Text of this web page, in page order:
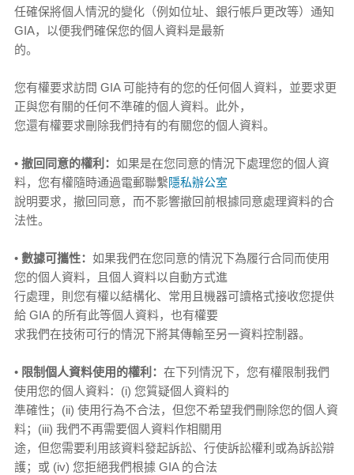
任確保將個人情況的變化（例如位址、銀行帳戶更改等）通知
GIA，以便我們確保您的個人資料是最新
的。
您有權要求訪問 GIA 可能持有的您的任何個人資料，並要求更
正與您有關的任何不準確的個人資料。此外，
您還有權要求刪除我們持有的有關您的個人資料。
• 撤回同意的權利： 如果是在您同意的情況下處理您的個人資
料，您有權隨時通過電郵聯繫隱私辦公室
說明要求，撤回同意，而不影響撤回前根據同意處理資料的合
法性。
• 數據可攜性： 如果我們在您同意的情況下為履行合同而使用
您的個人資料，且個人資料以自動方式進
行處理，則您有權以結構化、常用且機器可讀格式接收您提供
給 GIA 的所有此等個人資料，也有權要
求我們在技術可行的情況下將其傳輸至另一資料控制器。
• 限制個人資料使用的權利： 在下列情況下，您有權限制我們
使用您的個人資料：(i) 您質疑個人資料的
準確性；(ii) 使用行為不合法，但您不希望我們刪除您的個人資
料；(iii) 我們不再需要個人資料作相關用
途，但您需要利用該資料發起訴訟、行使訴訟權利或為訴訟辯
護；或 (iv) 您拒絕我們根據 GIA 的合法